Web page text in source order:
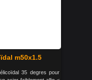
m50x1.5
35 degres pour